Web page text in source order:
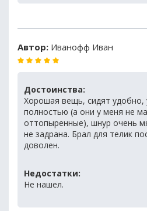
Автор: Иванофф Иван
Достоинства:
Хорошая вещь, сидят удобно,
полностью (а они у меня не
оттопыренные), шнур очень
не задрана. Брал для телик
доволен.
Недостатки:
Не нашел.